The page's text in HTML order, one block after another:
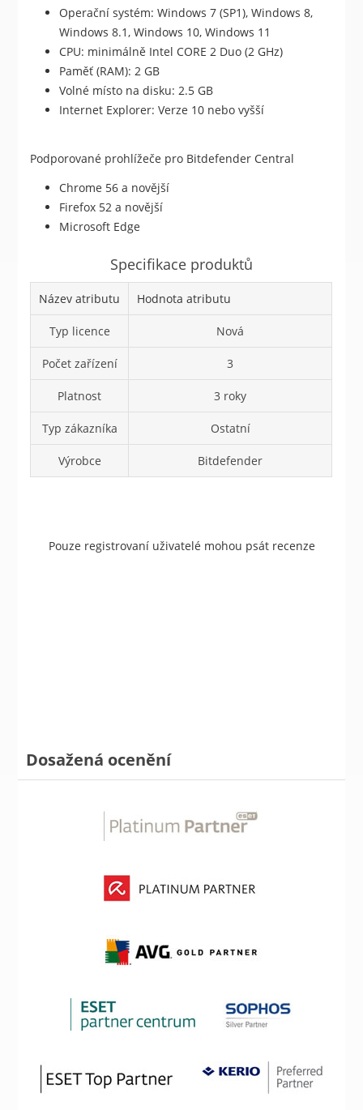
Operační systém: Windows 7 (SP1), Windows 8,
Windows 8.1, Windows 10, Windows 11
CPU: minimálně Intel CORE 2 Duo (2 GHz)
Paměť (RAM): 2 GB
Volné místo na disku: 2.5 GB
Internet Explorer: Verze 10 nebo vyšší
Podporované prohlížeče pro Bitdefender Central
Chrome 56 a novější
Firefox 52 a novější
Microsoft Edge
Specifikace produktů
Název atributu Hodnota atributu
Typ licence Nová
Počet zařízení 3
Platnost 3 roky
Typ zákazníka Ostatní
Výrobce Bitdefender
Pouze registrovaní uživatelé mohou psát recenze
Dosažená ocenění